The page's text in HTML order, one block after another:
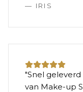
— IRIS
"Snel
van Make-up